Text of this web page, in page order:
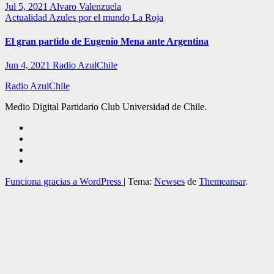
Jul 5, 2021 Alvaro Valenzuela
Actualidad Azules por el mundo La Roja
El gran partido de Eugenio Mena ante Argentina
Jun 4, 2021 Radio AzulChile
Radio AzulChile
Medio Digital Partidario Club Universidad de Chile.
Funciona gracias a WordPress | Tema: Newses de Themeansar.